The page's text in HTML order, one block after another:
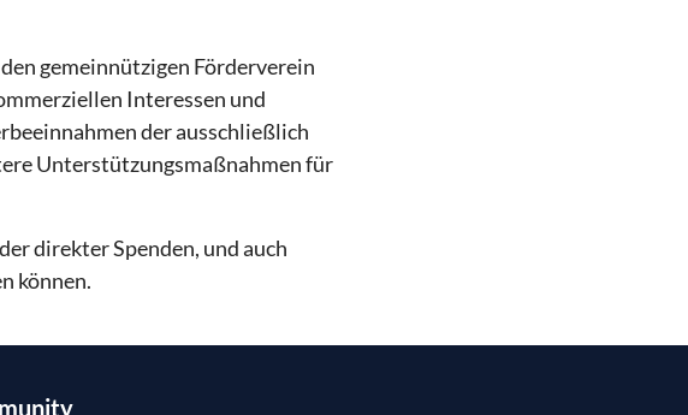
gemeinnützigen Förderverein
Interessen und
der ausschließlich
Unterstützungsmaßnahmen für
direkter Spenden, und auch
können.